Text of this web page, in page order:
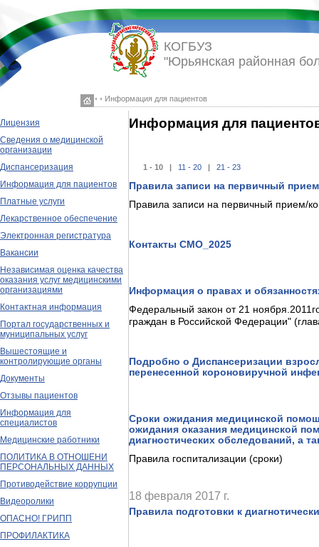
◦ ◦ Информация для пациентов
КОГБУЗ
"Юрьянская районная
Лицензия
Сведения о медицинской
организации
Диспансеризация
Информация для пациентов
Платные услуги
Лекарственное обеспечение
Электронная регистратура
Вакансии
Независимая оценка качества
оказания услуг медицинскими
организациями
Контактная информация
Портал государственных и
муниципальных услуг
Вышестоящие и
контролирующие органы
Документы
Отзывы пациентов
Информация для
специалистов
Медицинские работники
ПОЛИТИКА В ОТНОШЕНИ
ПЕРСОНАЛЬНЫХ ДАННЫХ
Противодействие коррупции
Видеоролики
ОПАСНО! ГРИПП
ПРОФИЛАКТИКА
Информация для
1 - 10 | 11 - 20 | 21 - 23
Правила записи на первичный
Правила записи на первичный прием/
Контакты СМО_2025
Информация о правах и
Федеральный закон от 21
граждан в Российской Федерации"
Подробно о Диспансеризации
перенесенной короновиручной
Сроки ожидания медицинской
ожидания оказания медицинской
диагностических обследований, а
Правила госпитализации (сроки)
18 февраля 2017 г.
Правила подготовки к